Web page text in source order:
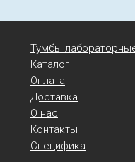
Тумбы
Каталог
Оплата
Доставка
О нас
Контакты
Специфика